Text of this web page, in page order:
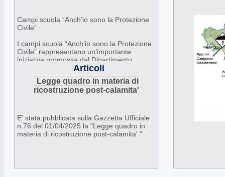
Campi scuola “Anch’io sono la Protezione
Civile”
I campi scuola “Anch’io sono la Protezione
Civile” rappresentano un’importante
iniziativa promossa dal Dipartimento
Nazionale della Protezione Civile, in
collaborazione con Regioni, Comuni e
organizzazioni di volontariato, con
l’obiettivo di diffondere tra i giovani la
Articoli
Legge quadro in materia di
ricostruzione post-calamita'
E' stata pubblicata sulla Gazzetta Ufficiale
n.76 del 01/04/2025 la "Legge quadro in
materia di ricostruzione post-calamita'."